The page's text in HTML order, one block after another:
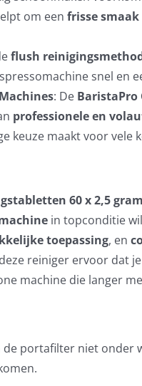
om een frisse smaak
flush
snel en
: De BaristaPro
professionele en
keuze maakt voor vele
60 x 2,5 gram
in topconditie
toepassing, en
reiniger ervoor dat
machine die langer
portafilter niet onder